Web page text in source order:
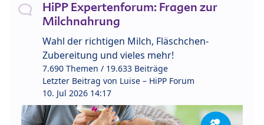
HiPP Expertenforum: Fragen zur
Milchnahrung
Wahl der richtigen Milch, Fläschchen-
Zubereitung und vieles mehr!
7.690 Themen / 19.633 Beiträge
Letzter Beitrag von Luise – HiPP Forum
10. Jul 2026 14:17